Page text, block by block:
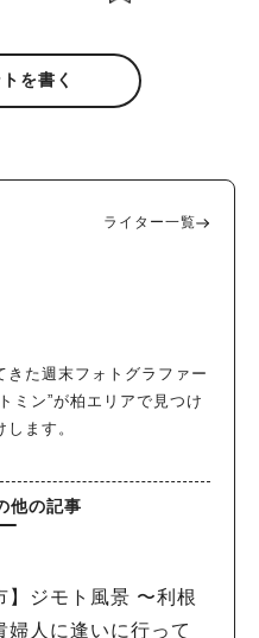
を書く
ライター一覧
た週末フォトグラファー
ミン”が柏エリアで見つけ
ます。
他の記事
ジモト風景 〜利根
婦人に逢いに行って